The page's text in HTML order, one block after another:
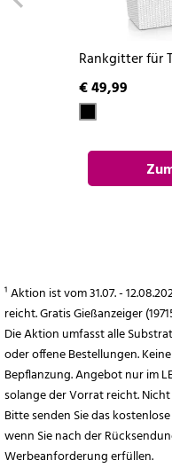
Rankgitter für
€ 49,99
¹ Aktion ist vom 31.07. -
reicht. Gratis Gießanzeiger
Die Aktion umfasst alle
oder offene Bestellungen.
Bepflanzung. Angebot nur im
solange der Vorrat reicht.
Bitte senden Sie das
wenn Sie nach der
Werbeanforderung erfüllen.